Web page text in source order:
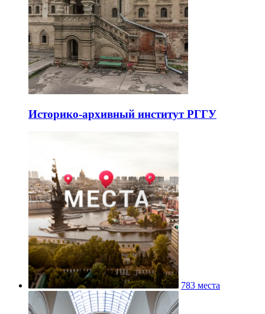
Историко-архивный институт РГГУ
783 места